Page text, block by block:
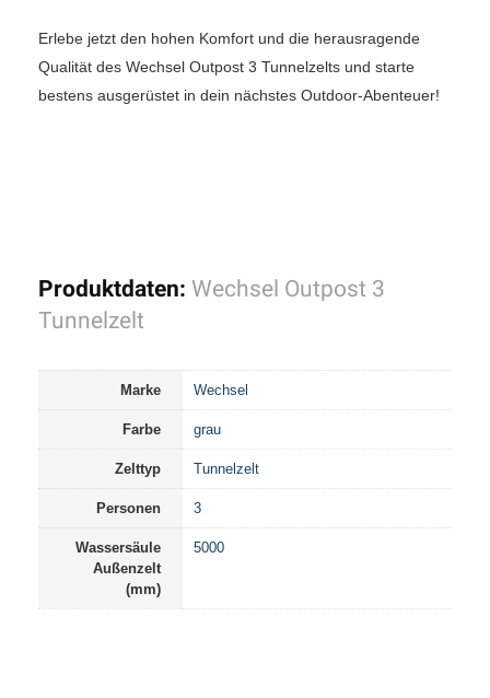
Erlebe jetzt den hohen Komfort und die herausragende
Qualität des Wechsel Outpost 3 Tunnelzelts und starte
bestens ausgerüstet in dein nächstes Outdoor-Abenteuer!
Produktdaten: Wechsel Outpost 3
Tunnelzelt
Marke Wechsel
Farbe grau
Zelttyp Tunnelzelt
Personen 3
Wassersäule
Außenzelt
(mm)
5000